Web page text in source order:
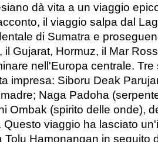
dà vita a un viaggio
il viaggio salpa dal
di Sumatra e
il Gujarat, Hormuz, il Mar
nell'Europa centrale.
impresa: Siboru Deak
Naga Padoha
Ombak (spirito delle onde),
viaggio ha lasciato
Tolu Hamonangan in seguito